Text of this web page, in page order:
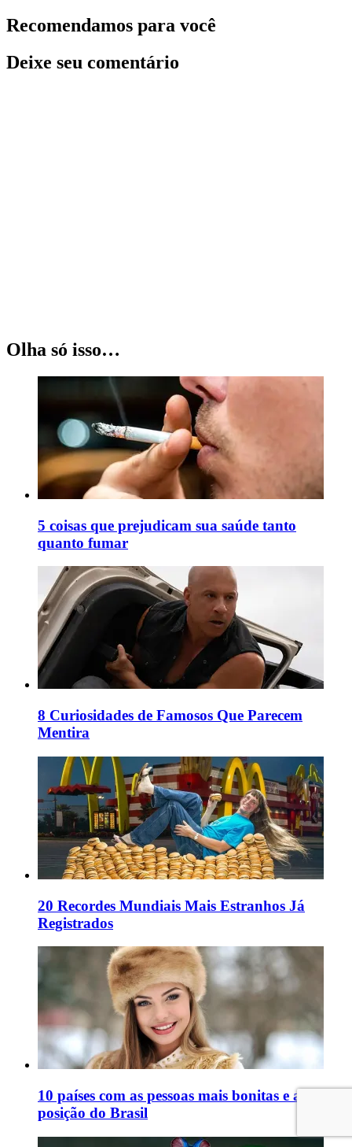
Recomendamos para você
Deixe seu comentário
Olha só isso…
5 coisas que prejudicam sua saúde tanto
quanto fumar
8 Curiosidades de Famosos Que Parecem
Mentira
20 Recordes Mundiais Mais Estranhos Já
Registrados
10 países com as pessoas mais bonitas e a
posição do Brasil